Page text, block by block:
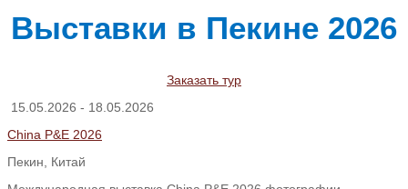
Выставки в Пекине 2026
Заказать тур
15.05.2026 - 18.05.2026
China P&E 2026
Пекин, Китай